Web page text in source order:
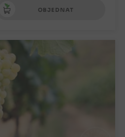
OBJEDNAT